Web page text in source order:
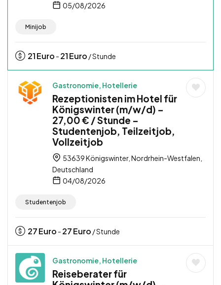
05/08/2026
Minijob
21Euro - 21Euro / Stunde
Gastronomie, Hotellerie
Rezeptionisten im Hotel für
Königswinter (m/w/d) –
27,00 € / Stunde –
Studentenjob, Teilzeitjob,
Vollzeitjob
53639 Königswinter, Nordrhein-Westfalen,
Deutschland
04/08/2026
Studentenjob
27Euro - 27Euro / Stunde
Gastronomie, Hotellerie
Reiseberater für